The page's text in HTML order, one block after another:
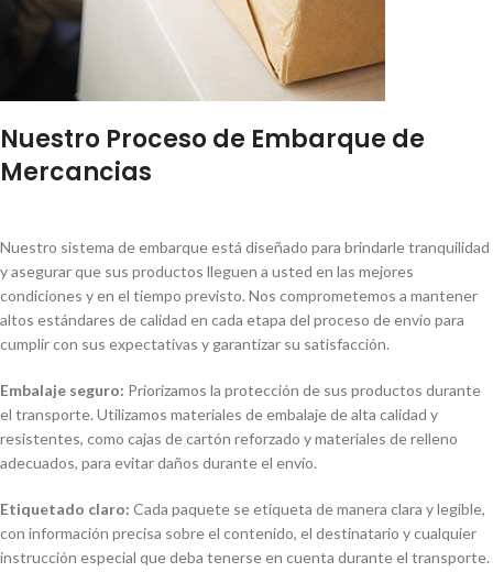
Nuestro Proceso de Embarque de
Mercancias
Nuestro sistema de embarque está diseñado para brindarle tranquilidad
y asegurar que sus productos lleguen a usted en las mejores
condiciones y en el tiempo previsto. Nos comprometemos a mantener
altos estándares de calidad en cada etapa del proceso de envío para
cumplir con sus expectativas y garantizar su satisfacción.
Embalaje seguro: Priorizamos la protección de sus productos durante
el transporte. Utilizamos materiales de embalaje de alta calidad y
resistentes, como cajas de cartón reforzado y materiales de relleno
adecuados, para evitar daños durante el envío.
Etiquetado claro: Cada paquete se etiqueta de manera clara y legible,
con información precisa sobre el contenido, el destinatario y cualquier
instrucción especial que deba tenerse en cuenta durante el transporte.